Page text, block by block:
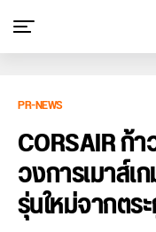
PR-NEWS
CORSAIR ก้
วงการเมาส์เ
รุ่นใหม่จากตร